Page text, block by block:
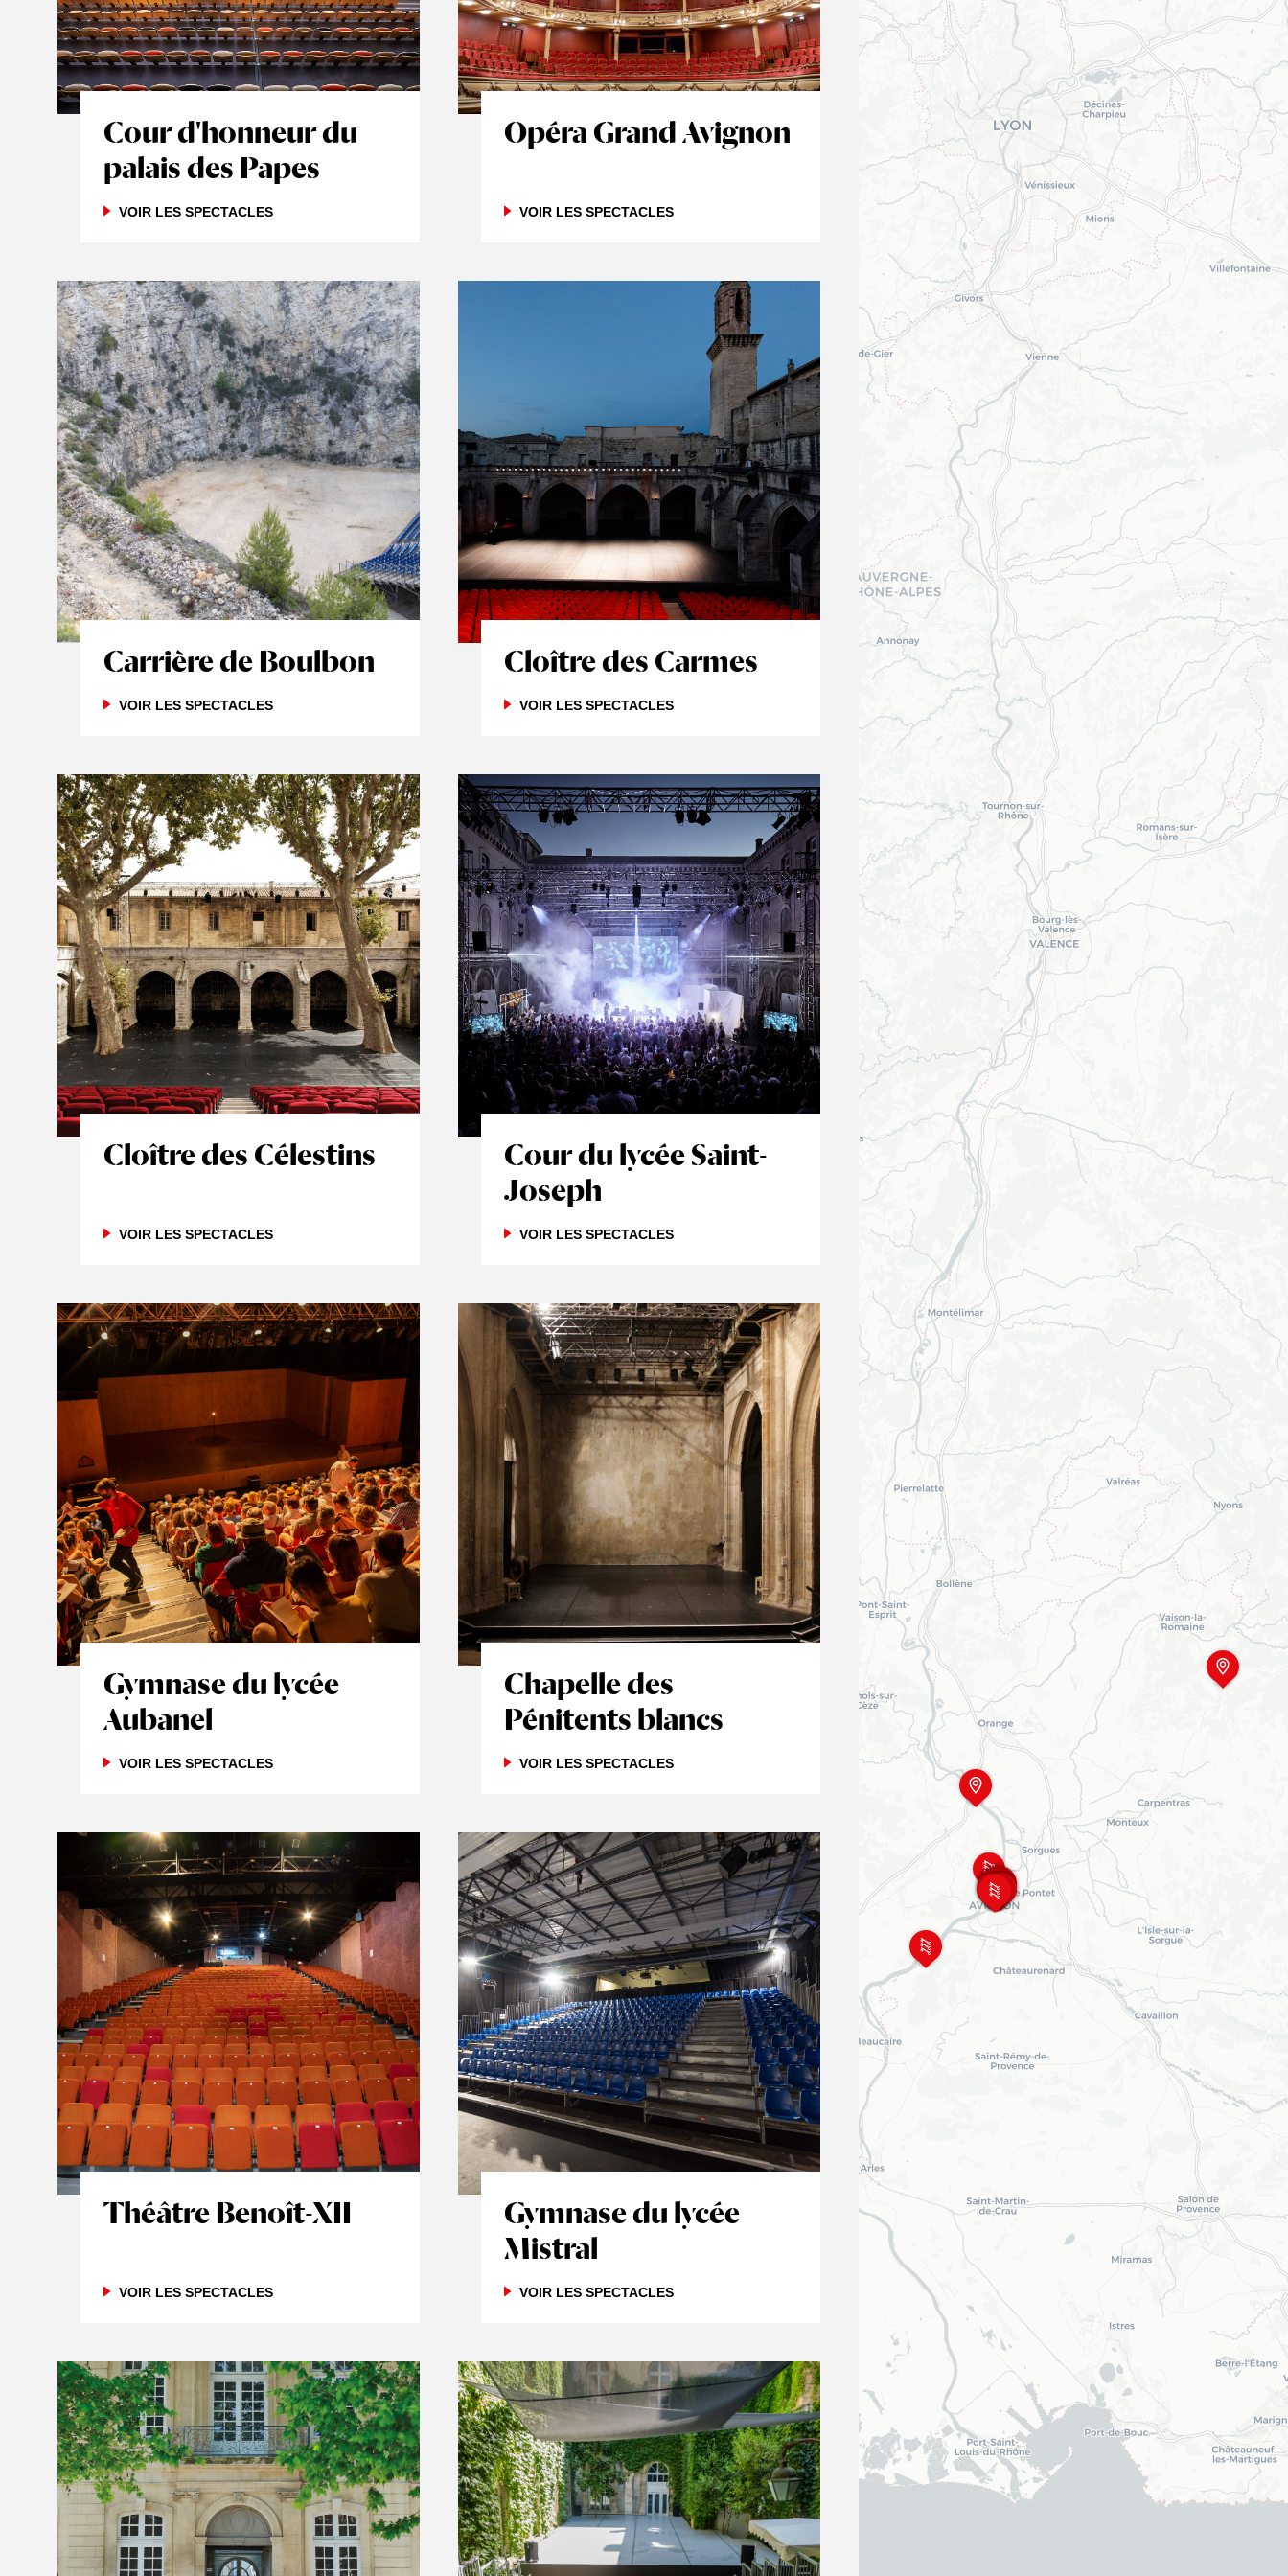
Cour d'honneur du
palais des Papes
VOIR LES SPECTACLES
Opéra Grand Avignon
VOIR LES SPECTACLES
Carrière de Boulbon
VOIR LES SPECTACLES
Cloître des Carmes
VOIR LES SPECTACLES
Cloître des Célestins
VOIR LES SPECTACLES
Cour du lycée Saint-
Joseph
VOIR LES SPECTACLES
Gymnase du lycée
Aubanel
VOIR LES SPECTACLES
Chapelle des
Pénitents blancs
VOIR LES SPECTACLES
Théâtre Benoît-XII
VOIR LES SPECTACLES
Gymnase du lycée
Mistral
VOIR LES SPECTACLES